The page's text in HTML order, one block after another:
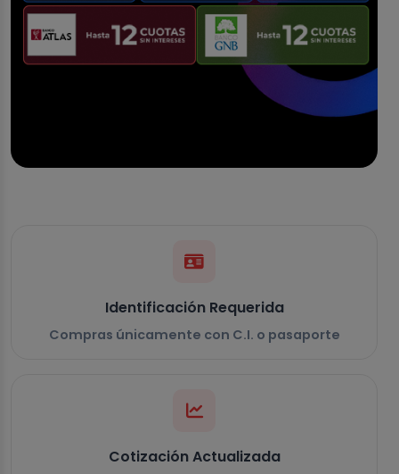
Identificación Requerida
Compras únicamente con C.I. o pasaporte
Cotización Actualizada